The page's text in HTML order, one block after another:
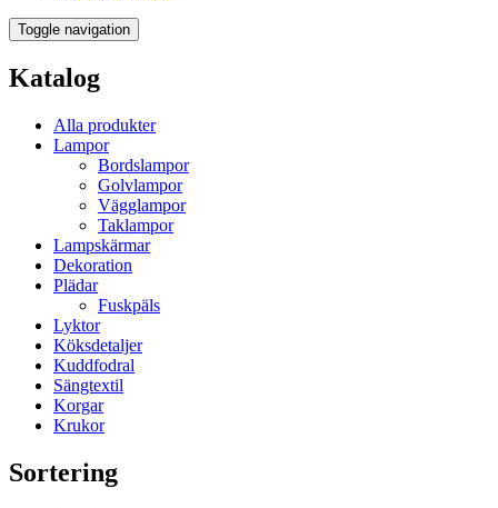
Toggle navigation
Katalog
Alla produkter
Lampor
Bordslampor
Golvlampor
Vägglampor
Taklampor
Lampskärmar
Dekoration
Plädar
Fuskpäls
Lyktor
Köksdetaljer
Kuddfodral
Sängtextil
Korgar
Krukor
Sortering